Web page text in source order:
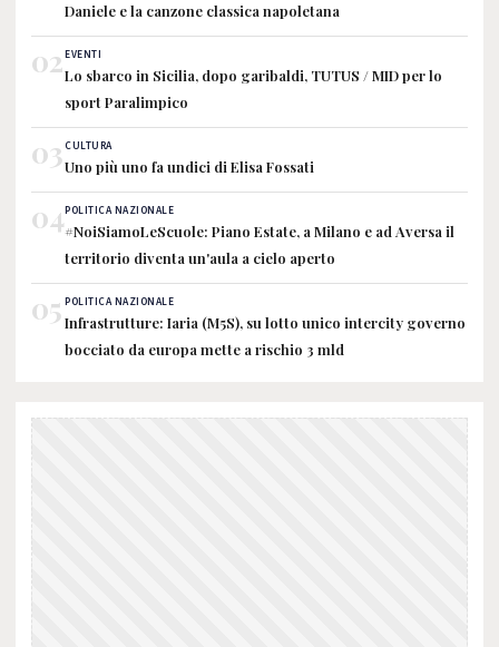
Daniele e la canzone classica napoletana
02EVENTI
Lo sbarco in Sicilia, dopo garibaldi, TUTUS / MID per lo
sport Paralimpico
03CULTURA
Uno più uno fa undici di Elisa Fossati
04POLITICA NAZIONALE
#NoiSiamoLeScuole: Piano Estate, a Milano e ad Aversa il
territorio diventa un'aula a cielo aperto
05 POLITICA NAZIONALE
Infrastrutture: Iaria (M5S), su lotto unico intercity governo
bocciato da europa mette a rischio 3 mld